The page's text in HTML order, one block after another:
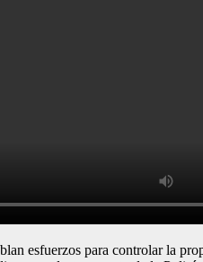
esfuerzos para controlar la